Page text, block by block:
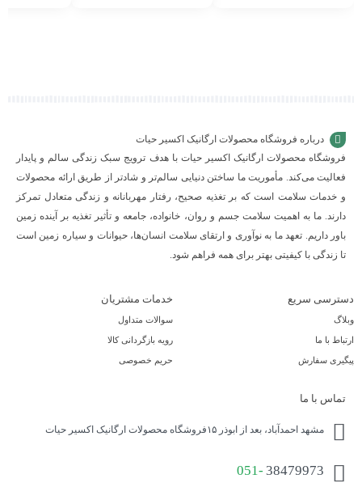
درباره فروشگاه محصولات ارگانیک اکسیر حیات
فروشگاه محصولات ارگانیک اکسیر حیات با هدف ترویج سبک زندگی سالم و پایدار
فعالیت می‌کند. مأموریت ما ساختن دنیایی سالم‌تر و شادتر از طریق ارائه محصولات
و خدمات سلامت است که بر تغذیه صحیح، رفتار مهربانانه و زندگی متعادل تمرکز
دارند. ما به اهمیت سلامت جسم و روان، خانواده، جامعه و تأثیر تغذیه بر آینده زمین
باور داریم. تعهد ما به نوآوری و ارتقای سلامت انسان‌ها، حیوانات و سیاره زمین است
تا زندگی با کیفیتی بهتر برای همه فراهم شود.
دسترسی سریع
وبلاگ
ارتباط با ما
پیگیری سفارش
خدمات مشتریان
سوالات متداول
رویه بازگردانی کالا
حریم خصوصی
تماس با ما
مشهد احمدآباد، بعد از ابوذر ۱۵فروشگاه محصولات ارگانیک اکسیر حیات
051- 38479973